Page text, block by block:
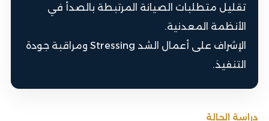
تقليل متطلبات الصيانة المرتبطة بالصدأ في
الأنظمة المعدنية.
الإشراف على أعمال الشد Stressing ومراقبة جودة
التنفيذ.
دراسة الحالة